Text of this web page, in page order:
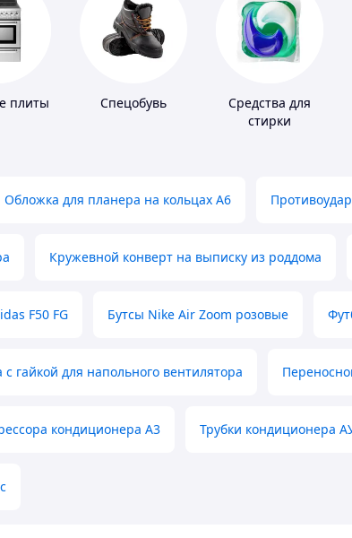
плиты Спецобувь
Средства для
стирки
Обложка для планера на кольцах А6
Кружевной конверт на выписку из роддома
F50 FG Бутсы Nike Air Zoom розовые
с гайкой для напольного вентилятора
кондиционера А3 Трубки кондиционера